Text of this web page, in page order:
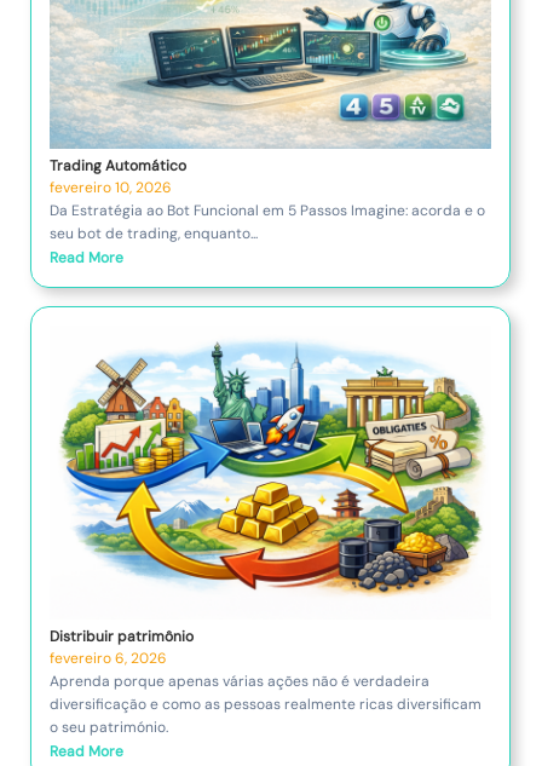
Trading Automático
fevereiro 10, 2026
Da Estratégia ao Bot Funcional em 5 Passos Imagine: acorda e o
seu bot de trading, enquanto...
Read More
Distribuir patrimônio
fevereiro 6, 2026
Aprenda porque apenas várias ações não é verdadeira
diversificação e como as pessoas realmente ricas diversificam
o seu património.
Read More